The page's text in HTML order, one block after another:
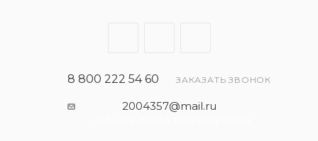
8 800 222 54 60 ЗАКАЗАТЬ ЗВОНОК
2004357@mail.ru